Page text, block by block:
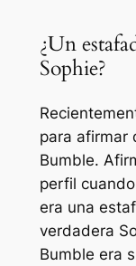
¿Un
Sophie?
para afirmar
Bumble.
perfil
era una
verdadera
Bumble era